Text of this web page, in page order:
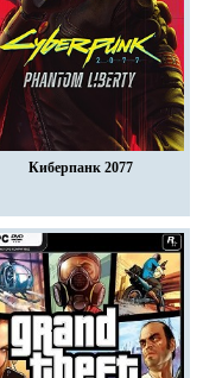
Киберпанк 2077